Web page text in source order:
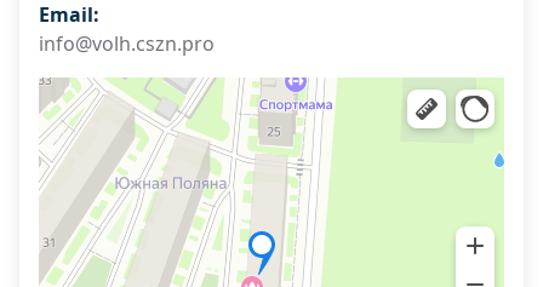
Email:
info@volh.cszn.pro